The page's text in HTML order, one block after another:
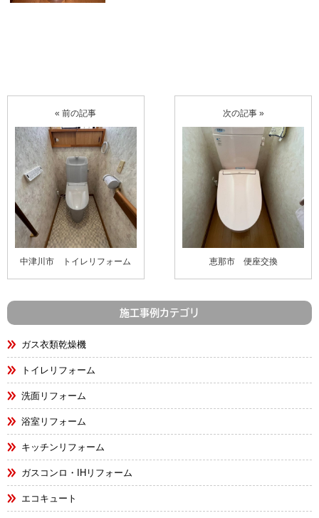
« 前の記事
中津川市 トイレリフォーム
次の記事 »
恵那市 便座交換
施工事例カテゴリ
ガス衣類乾燥機
トイレリフォーム
洗面リフォーム
浴室リフォーム
キッチンリフォーム
ガスコンロ・IHリフォーム
エコキュート